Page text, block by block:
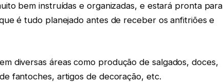
bem instruídas e organizadas, e estará pronta para
é tudo planejado antes de receber os anfitriões e
diversas áreas como produção de salgados, doces,
fantoches, artigos de decoração, etc.